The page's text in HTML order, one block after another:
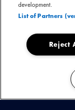
benadrukt de
melancholie en hoop
‘Latter Days’ is
platenmaatschappij
zeskoppige band langs
Europese landen op het
development.
List of Partners
Reject